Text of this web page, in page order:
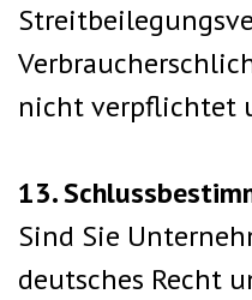
nicht verpflichtet
13.
Sind Sie
deutsches Recht